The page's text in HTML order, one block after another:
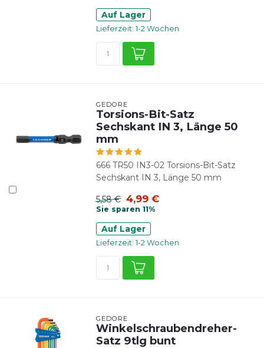
Auf Lager
Lieferzeit: 1-2 Wochen
GEDORE
Torsions-Bit-Satz
Sechskant IN 3, Länge 50
mm
666 TR50 IN3-02 Torsions-Bit-Satz
Sechskant IN 3, Länge 50 mm
5,58 € 4,99 €
Sie sparen 11%
Auf Lager
Lieferzeit: 1-2 Wochen
GEDORE
Winkelschraubendreher-
Satz 9tlg bunt